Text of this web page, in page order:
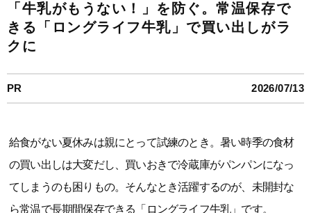
「牛乳がもうない！」を防ぐ。常温保存で
きる「ロングライフ牛乳」で買い出しがラ
クに
PR 2026/07/13
給食がない夏休みは親にとって試練のとき。暑い時季の食材
の買い出しは大変だし、買いおきで冷蔵庫がパンパンになっ
てしまうのも困りもの。そんなとき活躍するのが、未開封な
ら常温で長期間保存できる「ロングライフ牛乳」です。